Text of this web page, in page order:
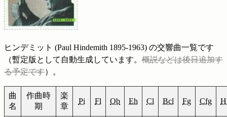
ヒンデミット (Paul Hindemith 1895-1963) の交響曲一覧です
（暫定版として自動生成しています。 概説などは後日追加す
る予定です）。
曲
名
作曲時
期
楽
章
Pi Fl Ob Eh Cl Bcl Fg Cfg